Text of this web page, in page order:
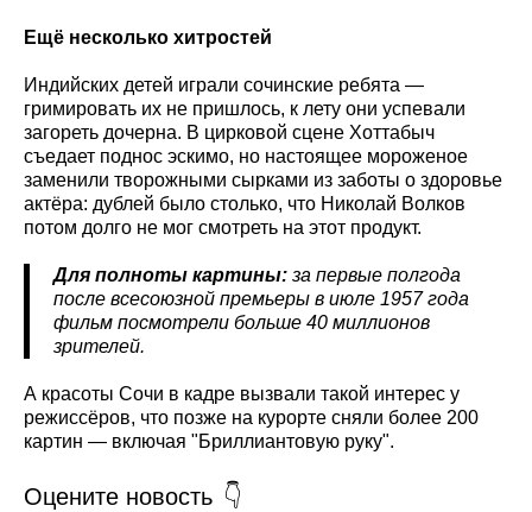
Ещё несколько хитростей
Индийских детей играли сочинские ребята —
гримировать их не пришлось, к лету они успевали
загореть дочерна. В цирковой сцене Хоттабыч
съедает поднос эскимо, но настоящее мороженое
заменили творожными сырками из заботы о здоровье
актёра: дублей было столько, что Николай Волков
потом долго не мог смотреть на этот продукт.
Для полноты картины: за первые полгода
после всесоюзной премьеры в июле 1957 года
фильм посмотрели больше 40 миллионов
зрителей.
А красоты Сочи в кадре вызвали такой интерес у
режиссёров, что позже на курорте сняли более 200
картин — включая "Бриллиантовую руку".
Оцените новость